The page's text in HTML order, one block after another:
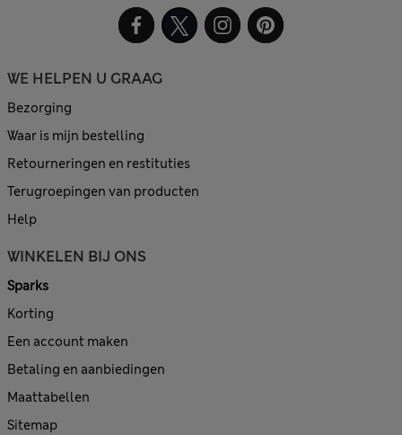
WE HELPEN U GRAAG
Bezorging
Waar is mijn bestelling
Retourneringen en restituties
Terugroepingen van producten
Help
WINKELEN BIJ ONS
Sparks
Korting
Een account maken
Betaling en aanbiedingen
Maattabellen
Sitemap